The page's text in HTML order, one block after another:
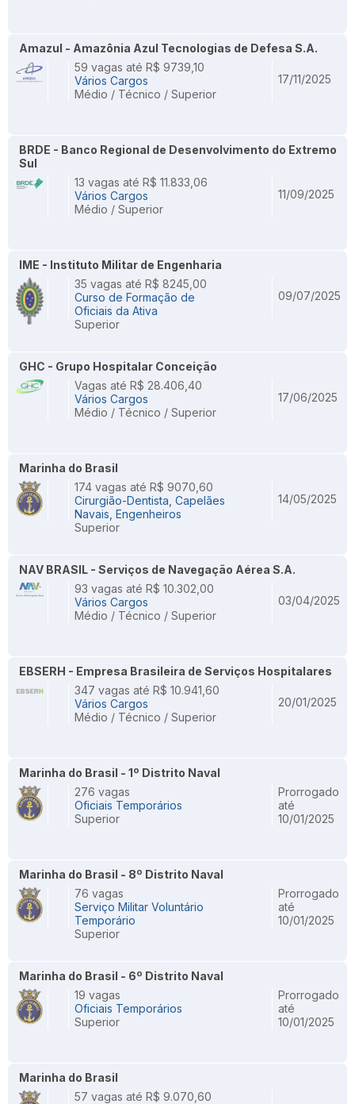
Amazul - Amazônia Azul Tecnologias de Defesa S.A.
59 vagas até R$ 9739,10
Vários Cargos
Médio / Técnico / Superior
17/11/2025
BRDE - Banco Regional de Desenvolvimento do Extremo
Sul
13 vagas até R$ 11.833,06
Vários Cargos
Médio / Superior
11/09/2025
IME - Instituto Militar de Engenharia
35 vagas até R$ 8245,00
Curso de Formação de
Oficiais da Ativa
Superior
09/07/2025
GHC - Grupo Hospitalar Conceição
Vagas até R$ 28.406,40
Vários Cargos
Médio / Técnico / Superior
17/06/2025
Marinha do Brasil
174 vagas até R$ 9070,60
Cirurgião-Dentista, Capelães
Navais, Engenheiros
Superior
14/05/2025
NAV BRASIL - Serviços de Navegação Aérea S.A.
93 vagas até R$ 10.302,00
Vários Cargos
Médio / Técnico / Superior
03/04/2025
EBSERH - Empresa Brasileira de Serviços Hospitalares
347 vagas até R$ 10.941,60
Vários Cargos
Médio / Técnico / Superior
20/01/2025
Marinha do Brasil - 1º Distrito Naval
276 vagas
Oficiais Temporários
Superior
Prorrogado
até
10/01/2025
Marinha do Brasil - 8º Distrito Naval
76 vagas
Serviço Militar Voluntário
Temporário
Superior
Prorrogado
até
10/01/2025
Marinha do Brasil - 6º Distrito Naval
19 vagas
Oficiais Temporários
Superior
Prorrogado
até
10/01/2025
Marinha do Brasil
57 vagas até R$ 9.070,60